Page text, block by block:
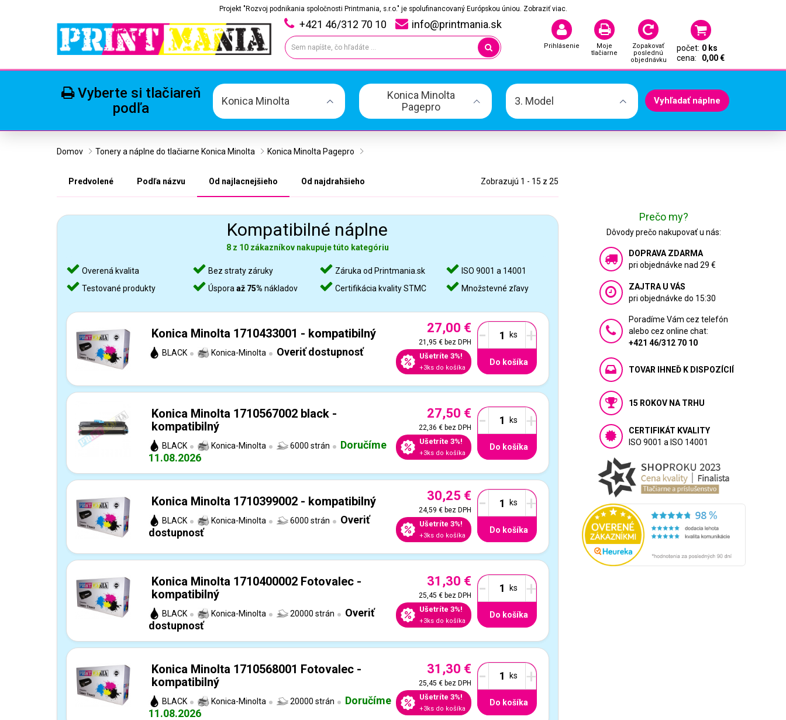
Projekt "Rozvoj podnikania spoločnosti Printmania, s.r.o." je spolufinancovaný Európskou úniou. Zobraziť viac.
+421 46/312 70 10 info@printmania.sk
Prihlásenie
Moje
tlačiarne
Zopakovať
poslednú
objednávku
počet: 0 ks
cena:
0,00 €
Vyberte si tlačiareň
podľa
Konica Minolta
Konica Minolta
Pagepro
3. Model Vyhľadať náplne
Domov Tonery a náplne do tlačiarne Konica Minolta Konica Minolta Pagepro
Predvolené Podľa názvu Od najlacnejšieho Od najdrahšieho Zobrazujú 1 - 15 z 25
Kompatibilné náplne
8 z 10 zákazníkov nakupuje túto kategóriu
Overená kvalita
Testované produkty
Bez straty záruky
Úsporaaž 75% nákladov
Záruka od Printmania.sk
Certifikácia kvality STMC
ISO 9001 a 14001
Množstevné zľavy
Konica Minolta 1710433001 - kompatibilný
BLACK Konica-Minolta Overiť dostupnosť
27,00 €
21,95 €bez DPH
Ušetríte 3%!
+3ks do košíka
- +
Do košíka
Konica Minolta 1710567002 black -
kompatibilný
BLACK Konica-Minolta 6000 strán
Doručíme
11.08.2026
27,50 €
22,36 €bez DPH
Ušetríte 3%!
+3ks do košíka
- +
Do košíka
Konica Minolta 1710399002 - kompatibilný
BLACK Konica-Minolta 6000 strán
Overiť
dostupnosť
30,25 €
24,59 €bez DPH
Ušetríte 3%!
+3ks do košíka
- +
Do košíka
Konica Minolta 1710400002 Fotovalec -
kompatibilný
BLACK Konica-Minolta 20000 strán
Overiť
dostupnosť
31,30 €
25,45 €bez DPH
Ušetríte 3%!
+3ks do košíka
- +
Do košíka
Konica Minolta 1710568001 Fotovalec -
kompatibilný
BLACK Konica-Minolta 20000 strán
Doručíme
11.08.2026
31,30 €
25,45 €bez DPH
Ušetríte 3%!
+3ks do košíka
- +
Do košíka
Prečo my?
Dôvody prečo nakupovať u nás:
DOPRAVA ZDARMA
pri objednávke nad 29 €
ZAJTRA U VÁS
pri objednávke do 15:30
Poradíme Vám cez telefón
alebo cez online chat:
+421 46/312 70 10
TOVAR IHNEĎ K DISPOZÍCIÍ
15 ROKOV NA TRHU
CERTIFIKÁT KVALITY
ISO 9001 a ISO 14001